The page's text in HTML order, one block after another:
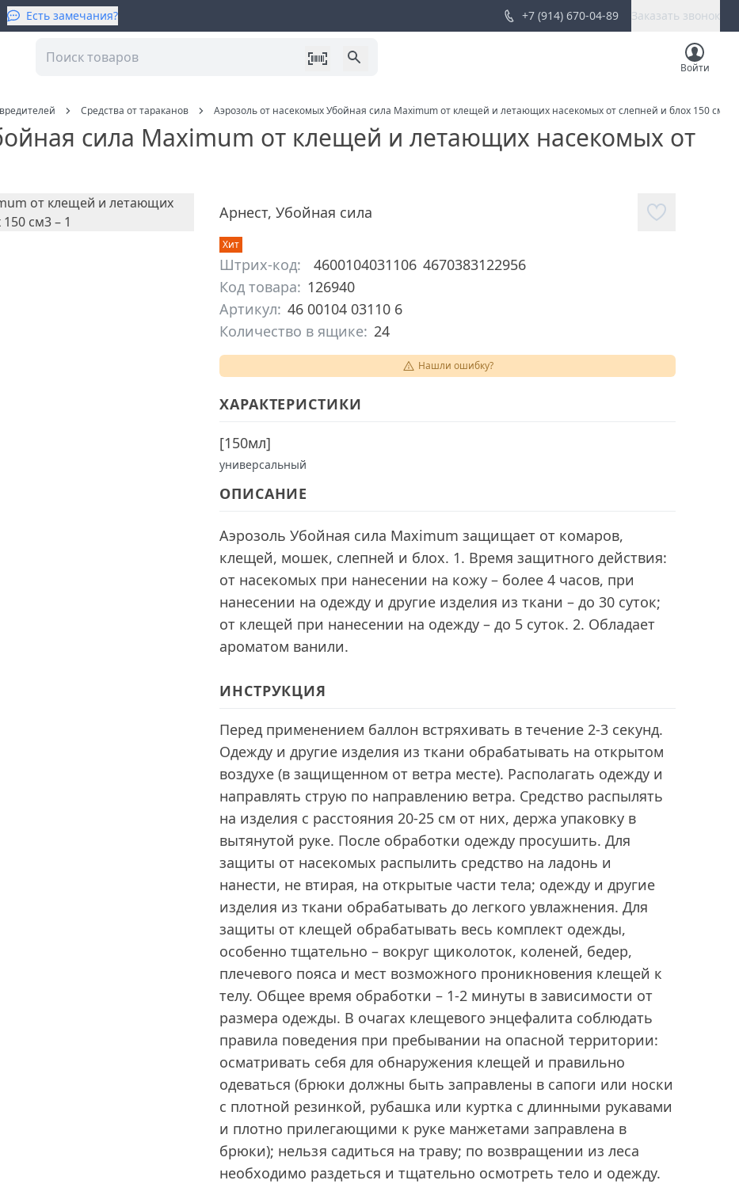
Есть замечания? +7 (914) 670-04-89 Заказать звонок
Войти
Средства от тараканов Аэрозоль от насекомых Убойная сила Maximum от клещей и летающих насекомых от слепней и блох 150 см3
сила Maximum от клещей и летающих насекомых от
Арнест, Убойная сила
Хит
Штрих-код: 4600104031106 4670383122956
Код товара: 126940
Артикул: 46 00104 03110 6
Количество в ящике: 24
Нашли ошибку?
ХАРАКТЕРИСТИКИ
[150мл]
универсальный
ОПИСАНИЕ
Аэрозоль Убойная сила Maximum защищает от комаров,
клещей, мошек, слепней и блох. 1. Время защитного действия:
от насекомых при нанесении на кожу – более 4 часов, при
нанесении на одежду и другие изделия из ткани – до 30 суток;
от клещей при нанесении на одежду – до 5 суток. 2. Обладает
ароматом ванили.
ИНСТРУКЦИЯ
Перед применением баллон встряхивать в течение 2-3 секунд.
Одежду и другие изделия из ткани обрабатывать на открытом
воздухе (в защищенном от ветра месте). Располагать одежду и
направлять струю по направлению ветра. Средство распылять
на изделия с расстояния 20-25 см от них, держа упаковку в
вытянутой руке. После обработки одежду просушить. Для
защиты от насекомых распылить средство на ладонь и
нанести, не втирая, на открытые части тела; одежду и другие
изделия из ткани обрабатывать до легкого увлажнения. Для
защиты от клещей обрабатывать весь комплект одежды,
особенно тщательно – вокруг щиколоток, коленей, бедер,
плечевого пояса и мест возможного проникновения клещей к
телу. Общее время обработки – 1-2 минуты в зависимости от
размера одежды. В очагах клещевого энцефалита соблюдать
правила поведения при пребывании на опасной территории:
осматривать себя для обнаружения клещей и правильно
одеваться (брюки должны быть заправлены в сапоги или носки
с плотной резинкой, рубашка или куртка с длинными рукавами
и плотно прилегающими к руке манжетами заправлена в
брюки); нельзя садиться на траву; по возвращении из леса
необходимо раздеться и тщательно осмотреть тело и одежду.